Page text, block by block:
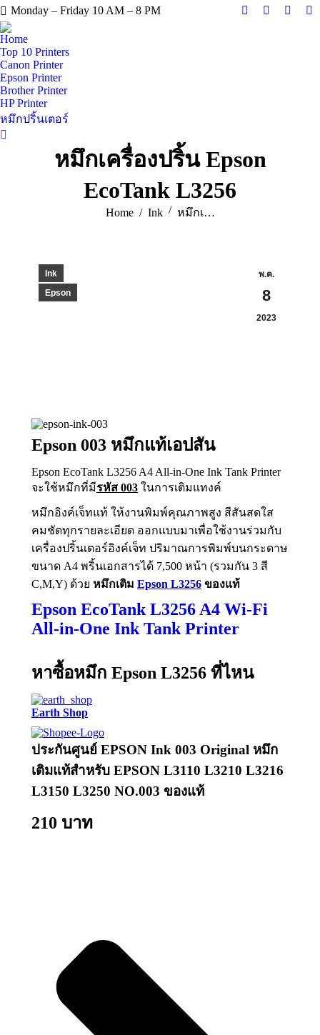
Monday – Friday 10 AM – 8 PM
Facebook
X
Home
Top 10 Printers
Canon Printer
Epson Printer
Brother Printer
HP Printer
หมึกปริ้นเตอร์
Search:
หมึกเครื่องปริ้น Epson
EcoTank L3256
You are here:
Home Ink หมึกเ…
พ.ค.
8
2023
Ink
Epson
Epson 003 หมึกแท้เอปสัน
Epson EcoTank L3256 A4 All-in-One Ink Tank Printer
จะใช้หมึกที่มีรหัส 003 ในการเติมแทงค์
หมึกอิงค์เจ็ทแท้ ให้งานพิมพ์คุณภาพสูง สีสันสดใส
คมชัดทุกรายละเอียด ออกแบบมาเพื่อใช้งานร่วมกับ
เครื่องปริ้นเตอร์อิงค์เจ็ท ปริมาณการพิมพ์บนกระดาษ
ขนาด A4 พริ้นเอกสารได้ 7,500 หน้า (รวมกัน 3 สี
C,M,Y) ด้วย หมึกเติม Epson L3256 ของแท้
Epson EcoTank L3256 A4 Wi-Fi
All-in-One Ink Tank Printer
หาซื้อหมึก Epson L3256 ที่ไหน
Earth Shop
ประกันศูนย์ EPSON Ink 003 Original หมึก
เติมแท้สำหรับ EPSON L3110 L3210 L3216
L3150 L3250 NO.003 ของแท้
210 บาท